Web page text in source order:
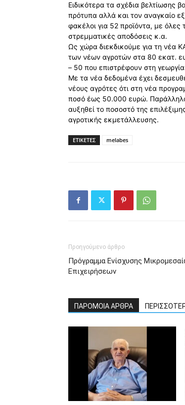
Ειδικότερα τα σχέδια βελτίωσης
πρότυπα αλλά και τον αναγκαίο
φακέλοι για 52 προϊόντα, με όλες
στρεμματικές αποδόσεις κ.α.
Ως χώρα διεκδικούμε για τη νέα
των νέων αγροτών στα 80 εκατ.
– 50 που επιστρέφουν στη
Με τα νέα δεδομένα έχει
νέους αγρότες ότι στη νέα
ποσό έως 50.000 ευρώ.
αυξηθεί το ποσοστό της
αγροτικής εκμετάλλευσης.
ΕΤΙΚΕΤΕΣ melabes
Προηγούμενο άρθρο
Πρόγραμμα Ενίσχυσης
Επιχειρήσεων
ΠΑΡΟΜΟΙΑ ΑΡΘΡΑ